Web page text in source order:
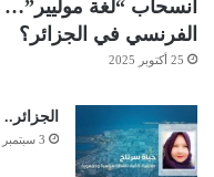
انسحاب “لغة
الفرنسي في الجزائر؟
25 أكتوبر 2025
3 سبتمبر 2025